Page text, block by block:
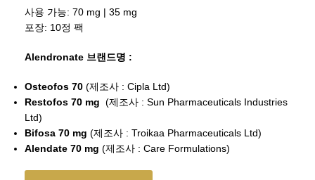
사용 가능: 70 mg | 35 mg
포장: 10정 팩
Alendronate 브랜드명 :
Osteofos 70 (제조사 : Cipla Ltd)
Restofos 70 mg (제조사 : Sun Pharmaceuticals Industries
Ltd)
Bifosa 70 mg (제조사 : Troikaa Pharmaceuticals Ltd)
Alendate 70 mg (제조사 : Care Formulations)